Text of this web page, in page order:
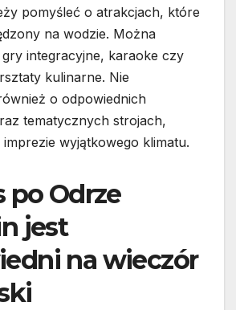
pomyśleć o atrakcjach, które
na wodzie. Można
integracyjne, karaoke czy
kulinarne. Nie
o odpowiednich
tematycznych strojach,
wyjątkowego klimatu.
po Odrze
jest
na wieczór